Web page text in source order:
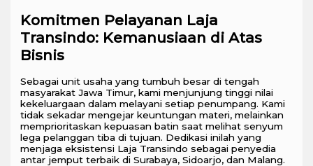
Komitmen Pelayanan Laja
Transindo: Kemanusiaan di Atas
Bisnis
Sebagai unit usaha yang tumbuh besar di tengah
masyarakat Jawa Timur, kami menjunjung tinggi nilai
kekeluargaan dalam melayani setiap penumpang. Kami
tidak sekadar mengejar keuntungan materi, melainkan
memprioritaskan kepuasan batin saat melihat senyum
lega pelanggan tiba di tujuan. Dedikasi inilah yang
menjaga eksistensi Laja Transindo sebagai penyedia
antar jemput terbaik di Surabaya, Sidoarjo, dan Malang.